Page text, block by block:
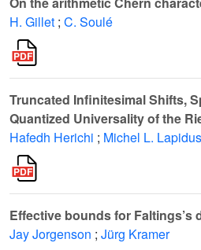
H. Gillet ; C. Soulé
Truncated Infinitesimal Shifts,
Quantized Universality of the
Hafedh Herichi ; Michel L. Lapidus
Effective bounds for Faltings’s
Jay Jorgenson ; Jürg Kramer